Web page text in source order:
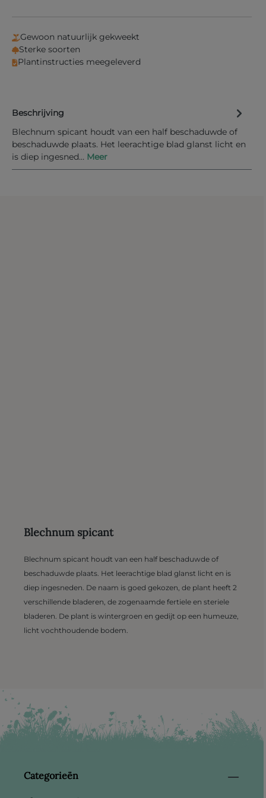
Gewoon natuurlijk gekweekt
Sterke soorten
Plantinstructies meegeleverd
Beschrijving
Blechnum spicant houdt van een half beschaduwde of
beschaduwde plaats. Het leerachtige blad glanst licht en
is diep ingesned… Meer
Blechnum spicant
Blechnum spicant houdt van een half beschaduwde of
beschaduwde plaats. Het leerachtige blad glanst licht en is
diep ingesneden. De naam is goed gekozen, de plant heeft 2
verschillende bladeren, de zogenaamde fertiele en steriele
bladeren. De plant is wintergroen en gedijt op een humeuze,
licht vochthoudende bodem.
Categorieën